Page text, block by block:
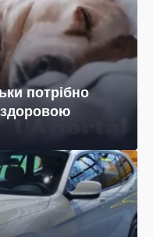
потрібно
здоровою